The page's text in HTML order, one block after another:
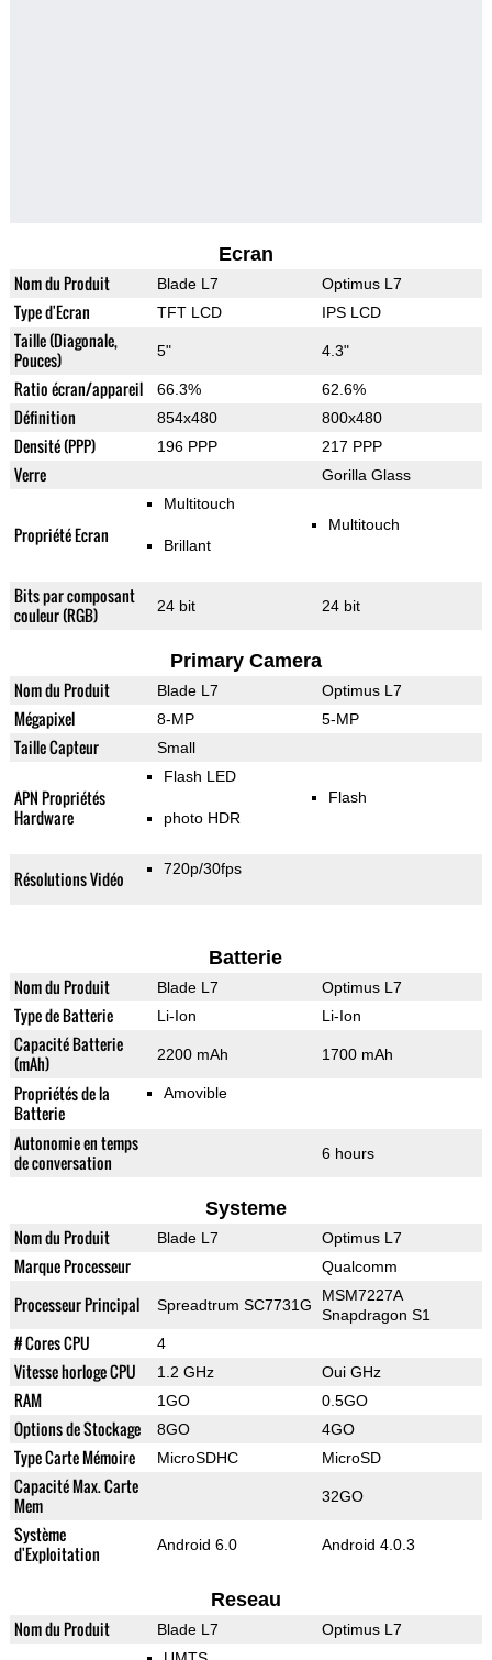
Ecran
Nom du Produit Blade L7 Optimus L7
Type d'Ecran TFT LCD IPS LCD
Taille (Diagonale,
Pouces)
5" 4.3"
Ratio écran/appareil 66.3% 62.6%
Définition 854x480 800x480
Densité (PPP) 196 PPP 217 PPP
Verre Gorilla Glass
Propriété Ecran
Multitouch
Brillant
Multitouch
Bits par composant
couleur (RGB)
24 bit 24 bit
Primary Camera
Nom du Produit Blade L7 Optimus L7
Mégapixel 8-MP 5-MP
Taille Capteur Small
APN Propriétés
Hardware
Flash LED
photo HDR
Flash
Résolutions Vidéo 720p/30fps
Batterie
Nom du Produit Blade L7 Optimus L7
Type de Batterie Li-Ion Li-Ion
Capacité Batterie
(mAh)
2200 mAh 1700 mAh
Propriétés de la
Batterie
Amovible
Autonomie en temps
de conversation
6 hours
Systeme
Nom du Produit Blade L7 Optimus L7
Marque Processeur Qualcomm
Processeur Principal Spreadtrum SC7731G
MSM7227A
Snapdragon S1
# Cores CPU 4
Vitesse horloge CPU 1.2 GHz Oui GHz
RAM 1GO 0.5GO
Options de Stockage 8GO 4GO
Type Carte Mémoire MicroSDHC MicroSD
Capacité Max. Carte
Mem
32GO
Système
d'Exploitation
Android 6.0 Android 4.0.3
Reseau
Nom du Produit Blade L7
Optimus L7